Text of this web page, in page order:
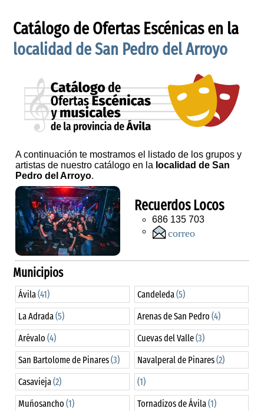
Catálogo de Ofertas Escénicas en la
localidad de San Pedro del Arroyo
A continuación te mostramos el listado de los grupos y
artistas de nuestro catálogo en la localidad de San
Pedro del Arroyo.
Recuerdos Locos
686 135 703
Municipios
Ávila(41) Candeleda(5)
La Adrada(5) Arenas de San Pedro(4)
Arévalo(4) Cuevas del Valle(3)
San Bartolome de Pinares(3) Navalperal de Pinares(2)
Casavieja(2)
(1)
Muñosancho(1) Tornadizos de Ávila(1)